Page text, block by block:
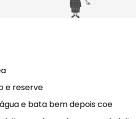
e reserve
e bata bem depois coe